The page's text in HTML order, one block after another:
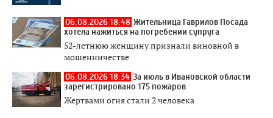
06.08.2026 18:48 Жительница Гаврилов Посада
хотела нажиться на погребении супруга
52-летнюю женщину признали виновной в
мошенничестве
06.08.2026 18:34 За июль в Ивановской области
зарегистрировано 175 пожаров
Жертвами огня стали 2 человека